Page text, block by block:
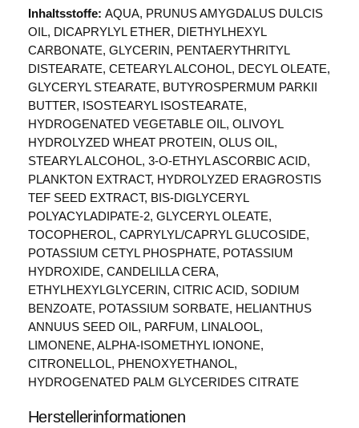
l
M
e
n
g
e
Inhaltsstoffe: AQUA, PRUNUS AMYGDALUS DULCIS
OIL, DICAPRYLYL ETHER, DIETHYLHEXYL
CARBONATE, GLYCERIN, PENTAERYTHRITYL
DISTEARATE, CETEARYL ALCOHOL, DECYL OLEATE,
GLYCERYL STEARATE, BUTYROSPERMUM PARKII
BUTTER, ISOSTEARYL ISOSTEARATE,
HYDROGENATED VEGETABLE OIL, OLIVOYL
HYDROLYZED WHEAT PROTEIN, OLUS OIL,
STEARYL ALCOHOL, 3-O-ETHYL ASCORBIC ACID,
PLANKTON EXTRACT, HYDROLYZED ERAGROSTIS
TEF SEED EXTRACT, BIS-DIGLYCERYL
POLYACYLADIPATE-2, GLYCERYL OLEATE,
TOCOPHEROL, CAPRYLYL/CAPRYL GLUCOSIDE,
POTASSIUM CETYL PHOSPHATE, POTASSIUM
HYDROXIDE, CANDELILLA CERA,
ETHYLHEXYLGLYCERIN, CITRIC ACID, SODIUM
BENZOATE, POTASSIUM SORBATE, HELIANTHUS
ANNUUS SEED OIL, PARFUM, LINALOOL,
LIMONENE, ALPHA-ISOMETHYL IONONE,
CITRONELLOL, PHENOXYETHANOL,
HYDROGENATED PALM GLYCERIDES CITRATE
Herstellerinformationen